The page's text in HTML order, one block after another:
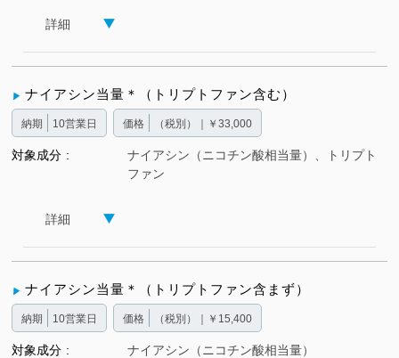
詳細
ナイアシン当量＊（トリプトファン含む）
納期 10営業日 価格 （税別）｜￥33,000
対象成分
ナイアシン（ニコチン酸相当量）、トリプト
ファン
詳細
ナイアシン当量＊（トリプトファン含まず）
納期 10営業日 価格 （税別）｜￥15,400
対象成分 ナイアシン（ニコチン酸相当量）